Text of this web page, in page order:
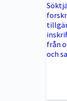
från
och